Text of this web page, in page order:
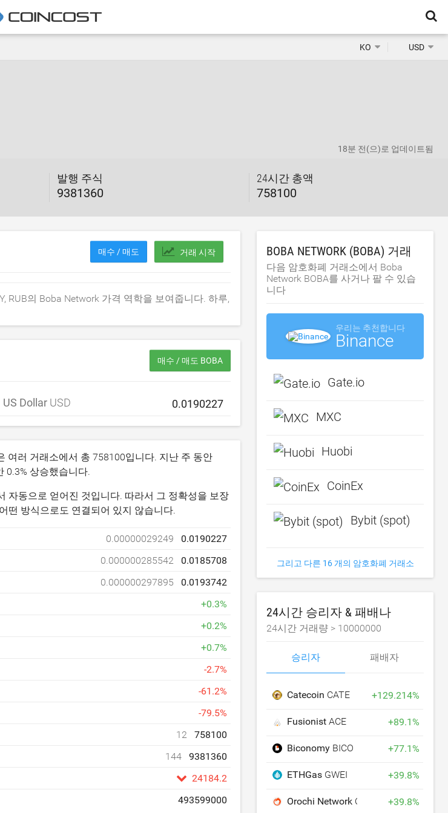
KO USD
발행 주식
9381360
24시간 총액
758100
18분 전(으)로 업데이트됨
매수 / 매도 거래 시작
RUB의 Boba Network 가격 역학을 보여줍니다. 하루,
매수 / 매도 BOBA
US Dollar USD
여러 거래소에서 총 758100입니다. 지난 주 동안
0.3% 상승했습니다.
자동으로 얻어진 것입니다. 따라서 그 정확성을 보장
떤 방식으로도 연결되어 있지 않습니다.
0.00000029249
0.0190227
0.000000285542
0.0185708
0.000000297895
0.0193742
+0.3%
+0.2%
+0.7%
-2.7%
-61.2%
-79.5%
12
758100
144
9381360
24184.2
493599000
BOBA NETWORK (BOBA) 거래
다음 암호화폐 거래소에서 Boba
Network BOBA를 사거나 팔 수 있습
니다
우리는 추천합니다
Binance
Gate.io
MXC
Huobi
CoinEx
Bybit (spot)
그리고 다른 16 개의 암호화폐 거래소
24시간 승리자 & 패배나
24시간 거래량 > 10000000
승리자 패배자
Catecoin CATE +129.214%
FusionistACE +89.1%
Biconomy BICO +77.1%
ETHGas GWEI +39.8%
Orochi Network ON +39.8%